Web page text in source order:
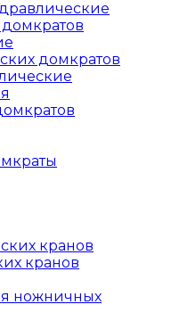
домкратов
кранов
кранов
ножничных